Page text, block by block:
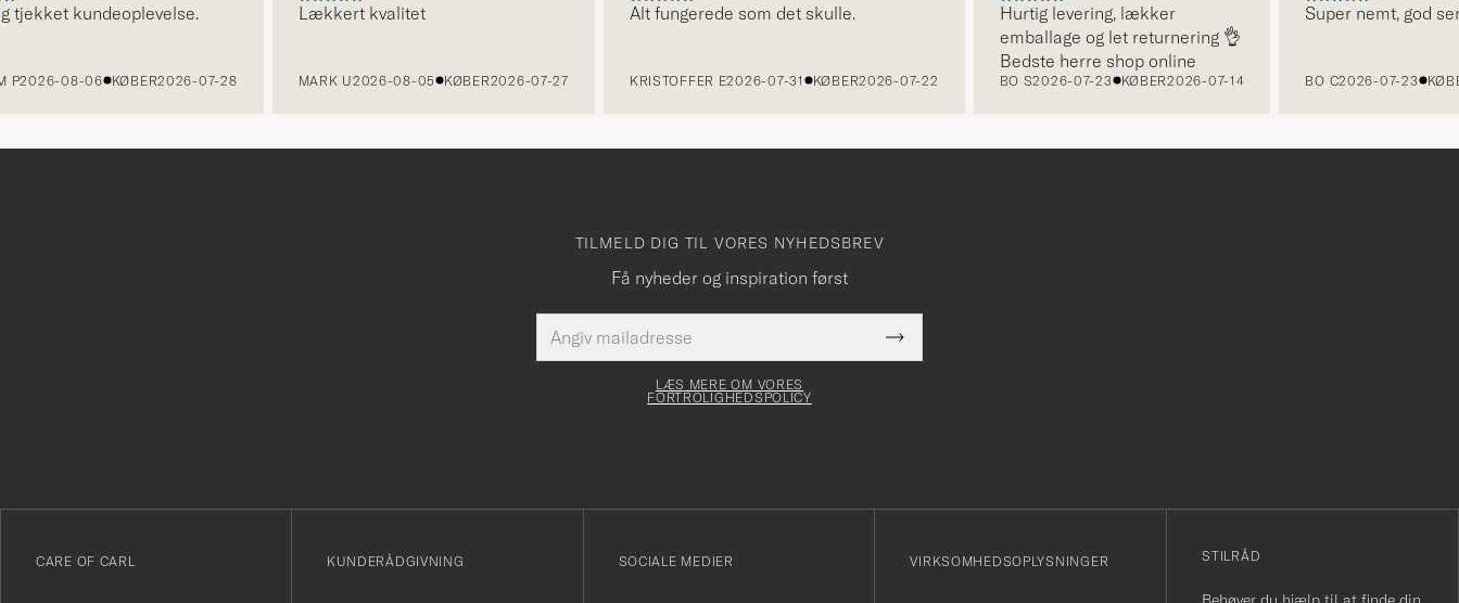
kundeoplevelse.
2026-08-06 KØBER2026-07-28
Lækkert kvalitet
MARK U2026-08-05 KØBER2026-07-27
Alt fungerede som det skulle.
KRISTOFFER E2026-07-31 KØBER2026-07-22
Hurtig levering, lækker
emballage og let returnering 👌
Bedste herre shop online
BO S2026-07-23 KØBER2026-07-14
Super nemt, god
BO C2026-07-23 KØBER
TILMELD DIG TIL VORES NYHEDSBREV
Få nyheder og inspiration først
mailadresse
Dette
felt skal
Submit
Newsletter
till
nyhetsbrev!
LÆS MERE OM VORES
FORTROLIGHEDSPOLICY
CARE OF CARL KUNDERÅDGIVNING SOCIALE MEDIER VIRKSOMHEDSOPLYSNINGER STILRÅD